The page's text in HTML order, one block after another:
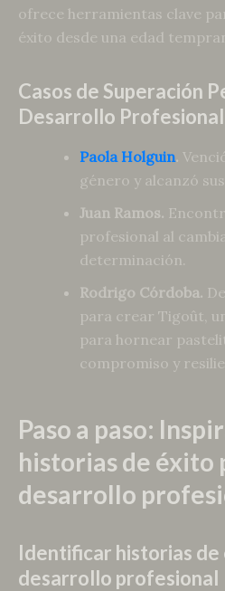
ofrece herramientas clave
éxito desde una edad
Casos de Superación
Desarrollo Profesional
Paola Holguin.
género y alcanzó
Juan Ramos.
profesional al
determinación.
Rodrigo Córdoba.
para crear Tigoût,
para hornear
compromiso y
Paso a paso:
historias de éxito
desarrollo
Identificar historias de
desarrollo profesional